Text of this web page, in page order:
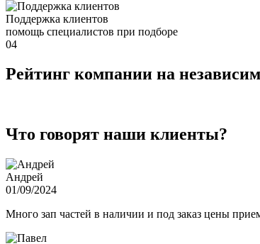
Поддержка клиентов
помощь специалистов при подборе
04
Рейтинг компании на
Что говорят наши клиенты?
Андрей
01/09/2024
Много зап частей в наличии и под заказ цены